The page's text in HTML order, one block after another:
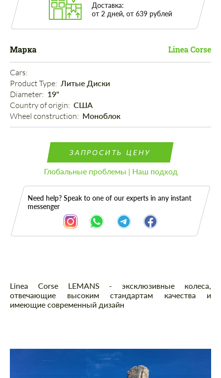
Доставка:
от 2 дней, от 639 рублей
Марка Linea Corse
Cars:
Product Type: Литые Диски
Diameter: 19"
Country of origin: США
Wheel construction: Моноблок
ЗАПРОСИТЬ ЦЕНУ
Глобальные проблемы | Наш подход
Need help? Speak to one of our experts in any instant
messenger
Описание
Linea Corse LEMANS - эксклюзивные колеса,
отвечающие высоким стандартам качества и
имеющие современный дизайн